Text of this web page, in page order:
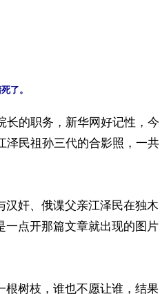
了。
长的职务，新华网好记性，今
泽民祖孙三代的合影照，一共
汉奸、俄谍父亲江泽民在独木
一点开那篇文章就出现的图片
根树枝，谁也不愿让谁，结果